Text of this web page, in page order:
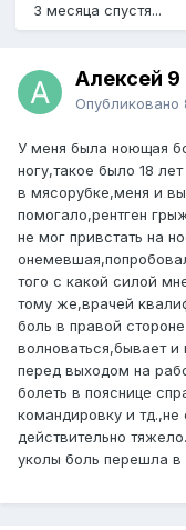
3 месяца спустя...
Алексей 9
Опубликовано
У меня была ноющая
ногу,такое было 18
в мясорубке,меня и
помогало,рентген
не мог привстать на
того с какой силой
тому же,врачей
боль в правой
волноваться,бывает
перед выходом на
болеть в пояснице
командировку и
действительно
уколы боль перешла в